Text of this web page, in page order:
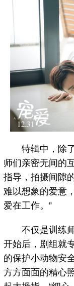
特辑中，除了
师们亲密无间的
指导，拍摄间隙
难以想象的爱意
爱在工作。”
不仅是训练师
开始后，剧组就
的保护小动物安
方方面面的精心